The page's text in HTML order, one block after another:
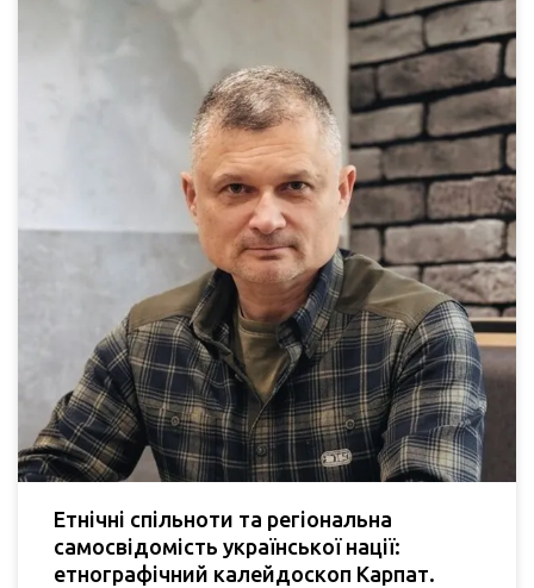
Етнічні спільноти та регіональна
самосвідомість української нації:
етнографічний калейдоскоп Карпат.